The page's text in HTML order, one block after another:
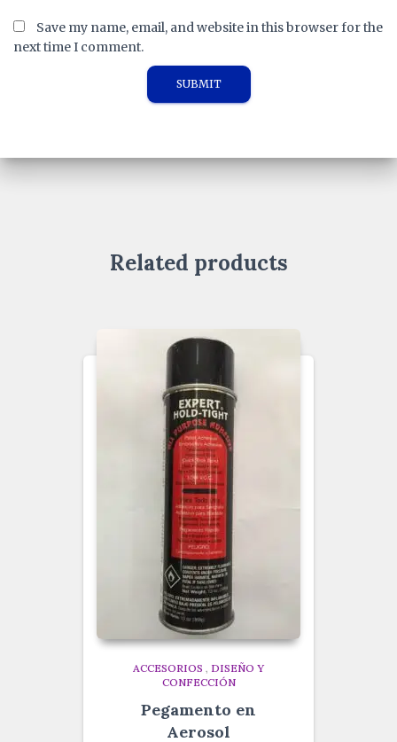
Save my name, email, and website in this browser for the
next time I comment.
Related products
ACCESORIOS , DISEÑO Y
CONFECCIÓN
Pegamento en
Aerosol